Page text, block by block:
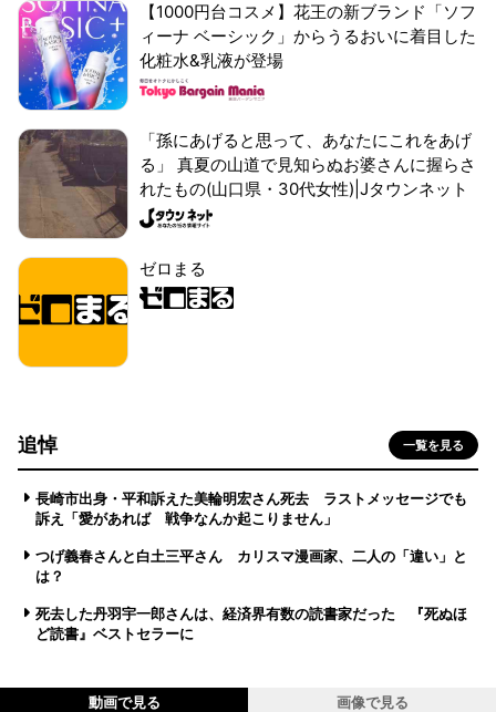
【1000円台コスメ】花王の新ブランド「ソフ
ィーナ ベーシック」からうるおいに着目した
化粧水&乳液が登場
「孫にあげると思って、あなたにこれをあげ
る」 真夏の山道で見知らぬお婆さんに握らさ
れたもの(山口県・30代女性)|Jタウンネット
ゼロまる
追悼 一覧を見る
長崎市出身・平和訴えた美輪明宏さん死去 ラストメッセージでも
訴え「愛があれば 戦争なんか起こりません」
つげ義春さんと白土三平さん カリスマ漫画家、二人の「違い」と
は？
死去した丹羽宇一郎さんは、経済界有数の読書家だった 『死ぬほ
ど読書』ベストセラーに
動画で見る 画像で見る